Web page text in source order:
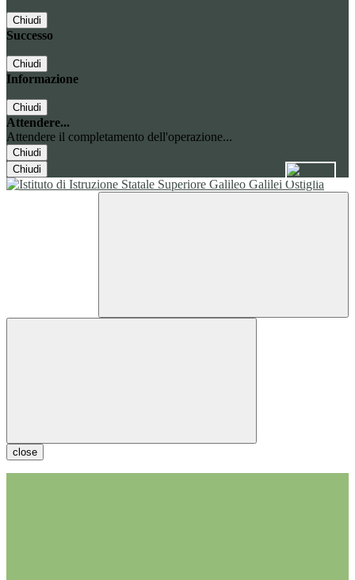
Chiudi
Successo
Chiudi
Informazione
Chiudi
Attendere...
Attendere il completamento dell'operazione...
Chiudi
Chiudi
close